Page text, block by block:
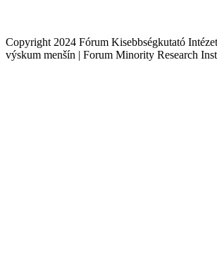
Copyright 2024 Fórum Kisebbségkutató
výskum menšín | Forum Minority Research